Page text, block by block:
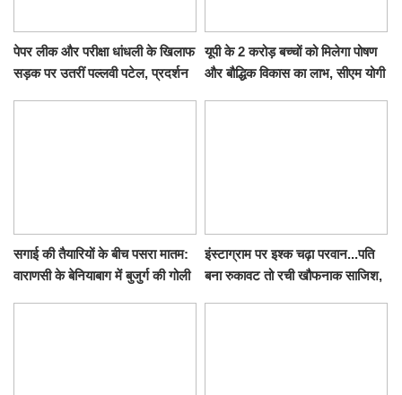
पेपर लीक और परीक्षा धांधली के खिलाफ
सड़क पर उतरीं पल्लवी पटेल, प्रदर्शन
यूपी के 2 करोड़ बच्चों को मिलेगा पोषण
और बौद्धिक विकास का लाभ, सीएम योगी
सगाई की तैयारियों के बीच पसरा मातम:
वाराणसी के बेनियाबाग में बुजुर्ग की गोली
इंस्टाग्राम पर इश्क चढ़ा परवान...पति
बना रुकावट तो रची खौफनाक साजिश,